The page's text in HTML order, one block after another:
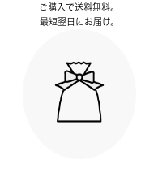
ご購入で送料無料。
最短翌日にお届け。